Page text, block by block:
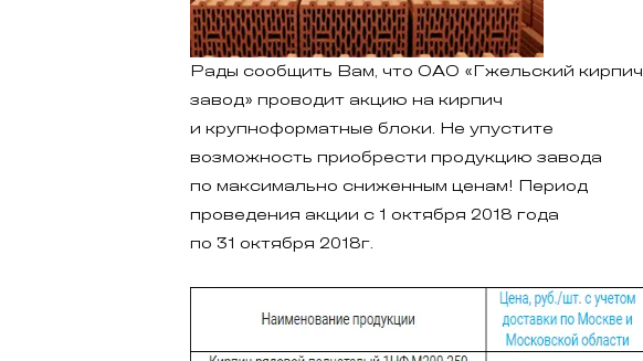
Рады сообщить Вам, что ОАО «Гжельский кирпич
завод» проводит акцию на кирпич
и крупноформатные блоки. Не упустите
возможность приобрести продукцию завода
по максимально сниженным ценам! Период
проведения акции с 1 октября 2018 года
по 31 октября 2018г.